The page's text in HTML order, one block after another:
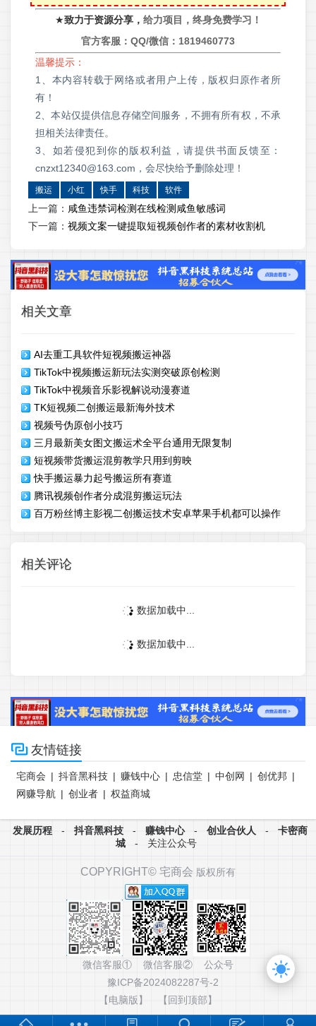
★致力于资源分享， 给力项目，终身免费学习！
官方客服：QQ/微信： 1819460773
温馨提示：
1、本内容转载于网络或者用户上传，版权归原作者所
有！
2、本站仅提供信息存储空间服务，不拥有所有权，不承
担相关法律责任。
3、如若侵犯到你的版权利益，请提供书面反馈至：
cnzxt12340@163.com，会尽快给予删除处理！
搬运 小红 快手 科技 软件
上一篇： 咸鱼违禁词检测在线检测咸鱼敏感词
下一篇： 视频文案一键提取短视频创作者的素材收割机
相关文章
AI去重工具软件短视频搬运神器
TikTok中视频搬运新玩法实测突破原创检测
TikTok中视频音乐影视解说动漫赛道
TK短视频二创搬运最新海外技术
视频号伪原创小技巧
三月最新美女图文搬运术全平台通用无限复制
短视频带货搬运混剪教学只用到剪映
快手搬运暴力起号搬运所有赛道
腾讯视频创作者分成混剪搬运玩法
百万粉丝博主影视二创搬运技术安卓苹果手机都可以操作
相关评论
数据加载中...
数据加载中...
 友情链接
宅商会 | 抖音黑科技 | 赚钱中心 | 忠信堂 | 中创网 | 创优邦 |
网赚导航 | 创业者 | 权益商城
发展历程 - 抖音黑科技 - 赚钱中心 - 创业合伙人 -
卡密商
城
- 关注公众号
COPYRIGHT© 宅商会 版权所有
微信客服① 微信客服② 公众号
豫ICP备2024082287号-2
【电脑版】
【回到顶部】